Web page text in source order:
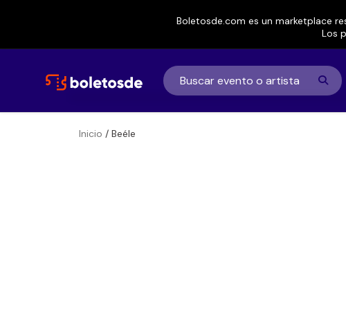
Boletosde.com es un marketplace
Los
Inicio / Beéle